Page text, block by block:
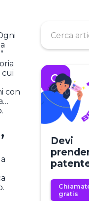
cui
con
Devi
gratis